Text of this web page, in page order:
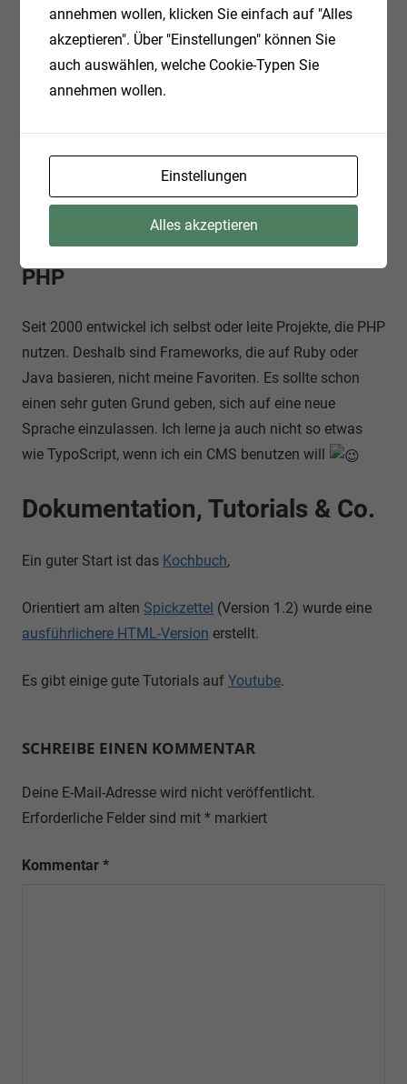
Durch das quelloffene Framework entstehen keine
weiteren Lizenzkosten, die das Projektbudget belasten.
Mit dem Releasestand 2.x verfügt das Framework über
die notwendige Reife und gleichzeitig über das Potenzial
Entwicklergemeinschaft. Da das System nicht proprietär
ist, können einfach bei Bedarf externe Entwickler
hinzugezogen
PHP
Seit 2000 entwickel ich selbst oder leite Projekte, die PHP
nutzen. Deshalb sind Frameworks, die auf Ruby oder
Java basieren, nicht meine Favoriten. Es sollte schon
einen sehr guten Grund geben, sich auf eine neue
Sprache einzulassen. Ich lerne ja auch nicht so etwas
wie TypoScript, wenn ich ein CMS benutzen will
Dokumentation, Tutorials & Co.
Ein guter Start ist das Kochbuch,
Orientiert am alten Spickzettel (Version 1.2) wurde eine
ausführlichere HTML-Version erstellt.
Es gibt einige gute Tutorials auf Youtube.
SCHREIBE EINEN KOMMENTAR
Deine E-Mail-Adresse wird nicht veröffentlicht.
Erforderliche Felder sind mit * markiert
Kommentar *
annehmen wollen, klicken Sie einfach auf "Alles
akzeptieren". Über "Einstellungen" können Sie
auch auswählen, welche Cookie-Typen Sie
annehmen wollen.
Einstellungen
Alles akzeptieren